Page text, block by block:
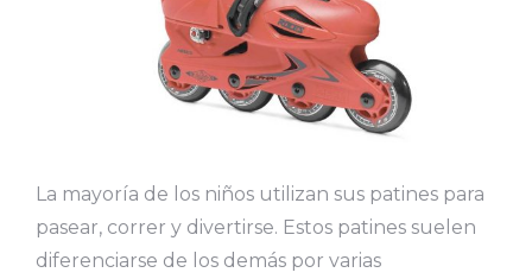
La mayoría de los niños utilizan sus patines para
pasear, correr y divertirse. Estos patines suelen
diferenciarse de los demás por varias